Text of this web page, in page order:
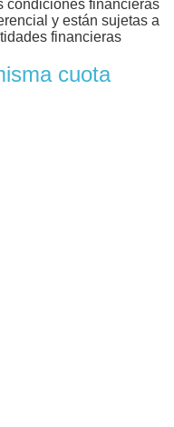
condiciones financieras
y están sujetas a
financieras
cuota